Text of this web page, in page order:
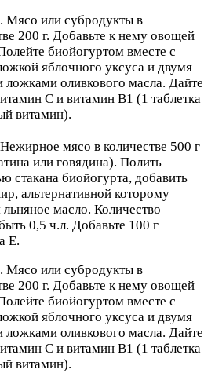
Мясо или субродукты в
200 г. Добавьте к нему овощей
биойогуртом вместе с
яблочного уксуса и двумя
оливкового масла. Дайте
С и витамин В1 (1 таблетка
витамин).
мясо в количестве 500 г
или говядина). Полить
стакана биойогурта, добавить
альтернативной которому
льняное масло. Количество
0,5 ч.л. Добавьте 100 г
Е.
Мясо или субродукты в
200 г. Добавьте к нему овощей
биойогуртом вместе с
яблочного уксуса и двумя
оливкового масла. Дайте
С и витамин В1 (1 таблетка
витамин).